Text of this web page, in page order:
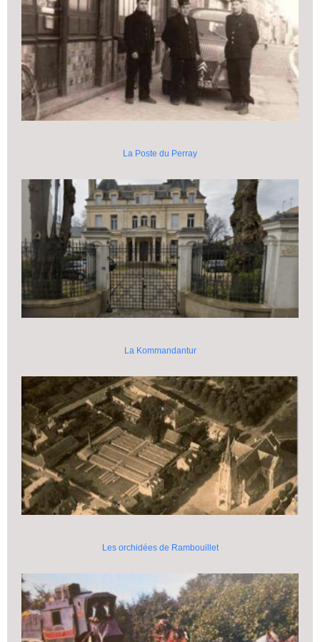
La Poste du Perray
La Kommandantur
Les orchidées de Rambouillet